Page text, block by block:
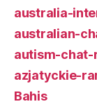
australia-
australian-
autism-
azjatyckie-
Bahis